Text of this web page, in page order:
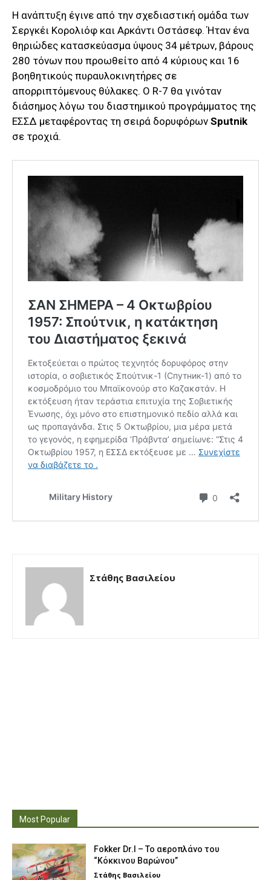
Η ανάπτυξη έγινε από την σχεδιαστική ομάδα των
Σεργκέι Κορολιόφ και Αρκάντι Οστάσεφ. Ήταν ένα
θηριώδες κατασκεύασμα ύψους 34 μέτρων, βάρους
280 τόνων που προωθείτο από 4 κύριους και 16
βοηθητικούς πυραυλοκινητήρες σε
απορριπτόμενους θύλακες. Ο R-7 θα γινόταν
διάσημος λόγω του διαστημικού προγράμματος της
ΕΣΣΔ μεταφέροντας τη σειρά δορυφόρων Sputnik
σε τροχιά.
Στάθης Βασιλείου
Most Popular
Fokker Dr.I – To αεροπλάνο του
“Κόκκινου Βαρώνου”
Στάθης Βασιλείου